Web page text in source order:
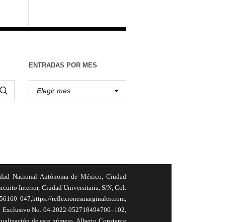
ENTRADAS POR MES
Nacional Autónoma de México, Ciudad
Interior, Ciudad Universitaria, S/N, Col.
047,https://reflexionesmarginales.com,
No. 04-2022-052718494700- 102,